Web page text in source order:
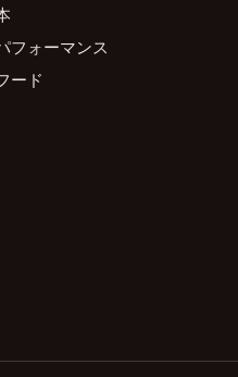
フォーマンス
ード